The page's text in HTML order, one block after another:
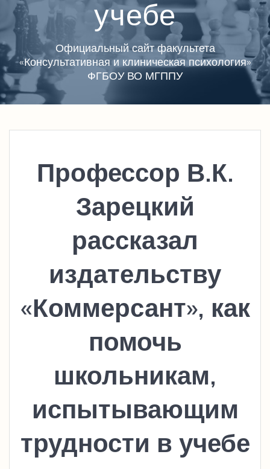
учебе
Официальный сайт факультета
«Консультативная и клиническая психология»
ФГБОУ ВО МГППУ
Профессор В.К.
Зарецкий
рассказал
издательству
«Коммерсант», как
помочь
школьникам,
испытывающим
трудности в учебе